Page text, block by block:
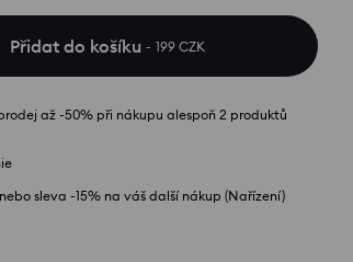
Přidat do košíku 199 CZK
až -50% při nákupu alespoň 2 produktů
sleva -15% na váš další nákup (Nařízení)